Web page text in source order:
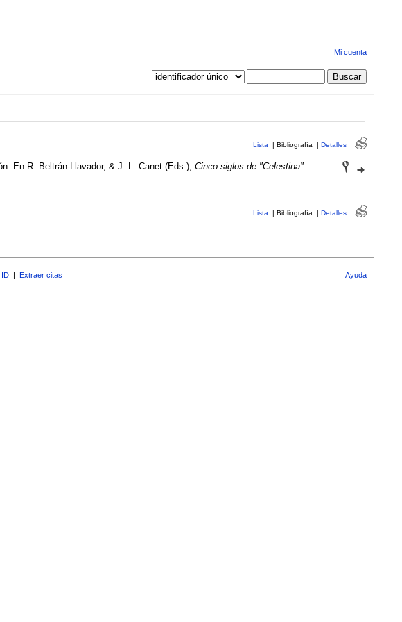
Mi cuenta
Lista | Bibliografía | Detalles
En R. Beltrán-Llavador, & J. L. Canet (Eds.), Cinco siglos de "Celestina".
Lista | Bibliografía | Detalles
ID | Extraer citas Ayuda